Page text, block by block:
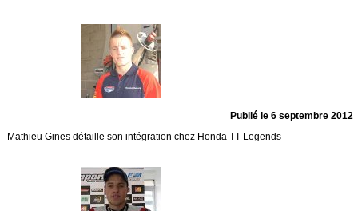
Publié le 6 septembre 2012
Mathieu Gines détaille son intégration chez Honda TT Legends